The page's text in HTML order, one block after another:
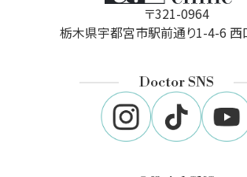
〒321-0964
栃木県宇都宮市駅前通り1-4-6 西
Doctor SNS